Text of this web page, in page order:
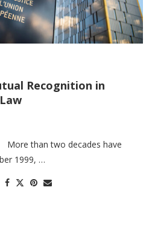
Recognition in
than two decades have
1999, …